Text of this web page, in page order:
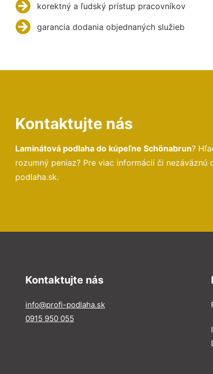
korektný a ľudský prístup pracovníkov
garancia dodania objednaných služieb
Kontaktujte nás
Laminátová podlaha do kúpeľne Schönabrun?
rozumný peniaz? Pre viac informácií či
podlaha.sk.
Kontaktujte nás
info@profi-podlaha.sk
0915 950 055